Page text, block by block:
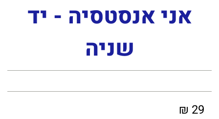
אני אנסטסיה - יד
שניה
29 ₪